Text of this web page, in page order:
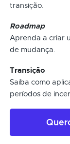
transição.
Roadmap
Aprenda a criar
de mudança.
Transição
Saiba como
períodos de